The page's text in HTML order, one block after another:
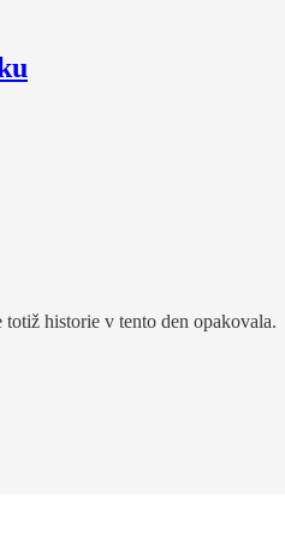
historie v tento den opakovala.